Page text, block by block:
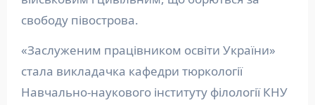
свободу півострова.
«Заслуженим працівником освіти України»
стала викладачка кафедри тюркології
Навчально-наукового інституту філології КНУ